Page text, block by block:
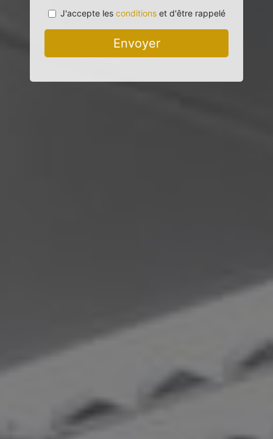
J'accepte les conditionset d'être rappelé
Envoyer